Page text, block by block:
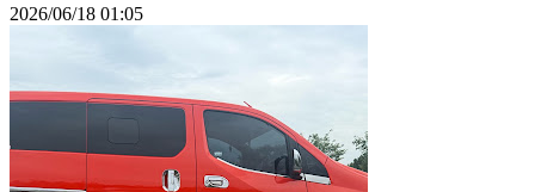
2026/06/18 01:05